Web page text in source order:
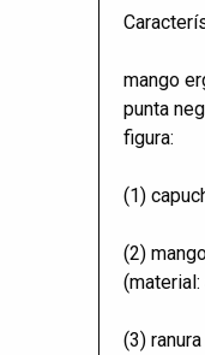
mango
punta
figura:
(1)
(2)
(3)